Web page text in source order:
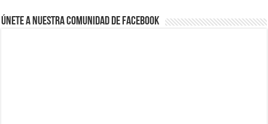
Únete a nuestra comunidad de Facebook